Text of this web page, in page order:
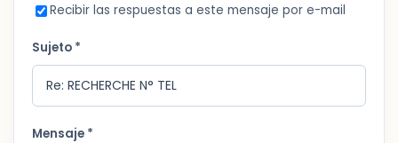
Recibir las respuestas a este mensaje por e-mail
Sujeto *
Mensaje *